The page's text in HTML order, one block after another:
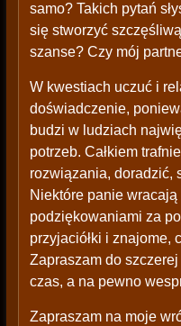
samo? Takich pytań
się stworzyć
szanse? Czy mój
W kwestiach uczuć i
doświadczenie,
budzi w ludziach
potrzeb. Całkiem
rozwiązania, doradzić,
Niektóre panie
podziękowaniami za
przyjaciółki i znajome,
Zapraszam do
czas, a na pewno
Zapraszam na moje